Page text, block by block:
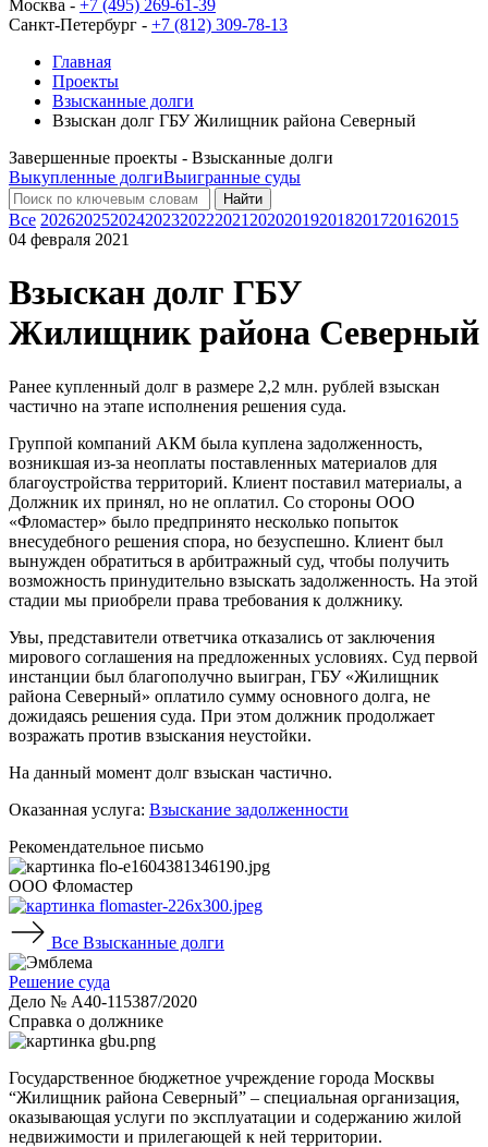
Москва - +7 (495) 269-61-39
Санкт-Петербург - +7 (812) 309-78-13
Главная
Проекты
Взысканные долги
Взыскан долг ГБУ Жилищник района Северный
Завершенные проекты - Взысканные долги
Выкупленные долгиВыигранные суды
Найти
Все 202620252024202320222021 202020192018201720162015
04 февраля 2021
Взыскан долг ГБУ
Жилищник района Северный
Ранее купленный долг в размере 2,2 млн. рублей взыскан
частично на этапе исполнения решения суда.
Группой компаний АКМ была куплена задолженность,
возникшая из-за неоплаты поставленных материалов для
благоустройства территорий. Клиент поставил материалы, а
Должник их принял, но не оплатил. Со стороны ООО
«Фломастер» было предпринято несколько попыток
внесудебного решения спора, но безуспешно. Клиент был
вынужден обратиться в арбитражный суд, чтобы получить
возможность принудительно взыскать задолженность. На этой
стадии мы приобрели права требования к должнику.
Увы, представители ответчика отказались от заключения
мирового соглашения на предложенных условиях. Суд первой
инстанции был благополучно выигран, ГБУ «Жилищник
района Северный» оплатило сумму основного долга, не
дожидаясь решения суда. При этом должник продолжает
возражать против взыскания неустойки.
На данный момент долг взыскан частично.
Оказанная услуга: Взыскание задолженности
Рекомендательное письмо
ООО Фломастер
Все Взысканные долги
Решение суда
Дело № А40-115387/2020
Справка о должнике
Государственное бюджетное учреждение города Москвы
“Жилищник района Северный” – специальная организация,
оказывающая услуги по эксплуатации и содержанию жилой
недвижимости и прилегающей к ней территории.